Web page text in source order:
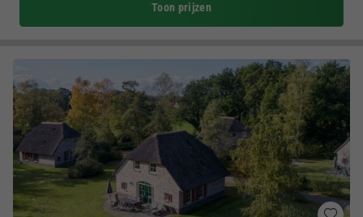
Toon prijzen